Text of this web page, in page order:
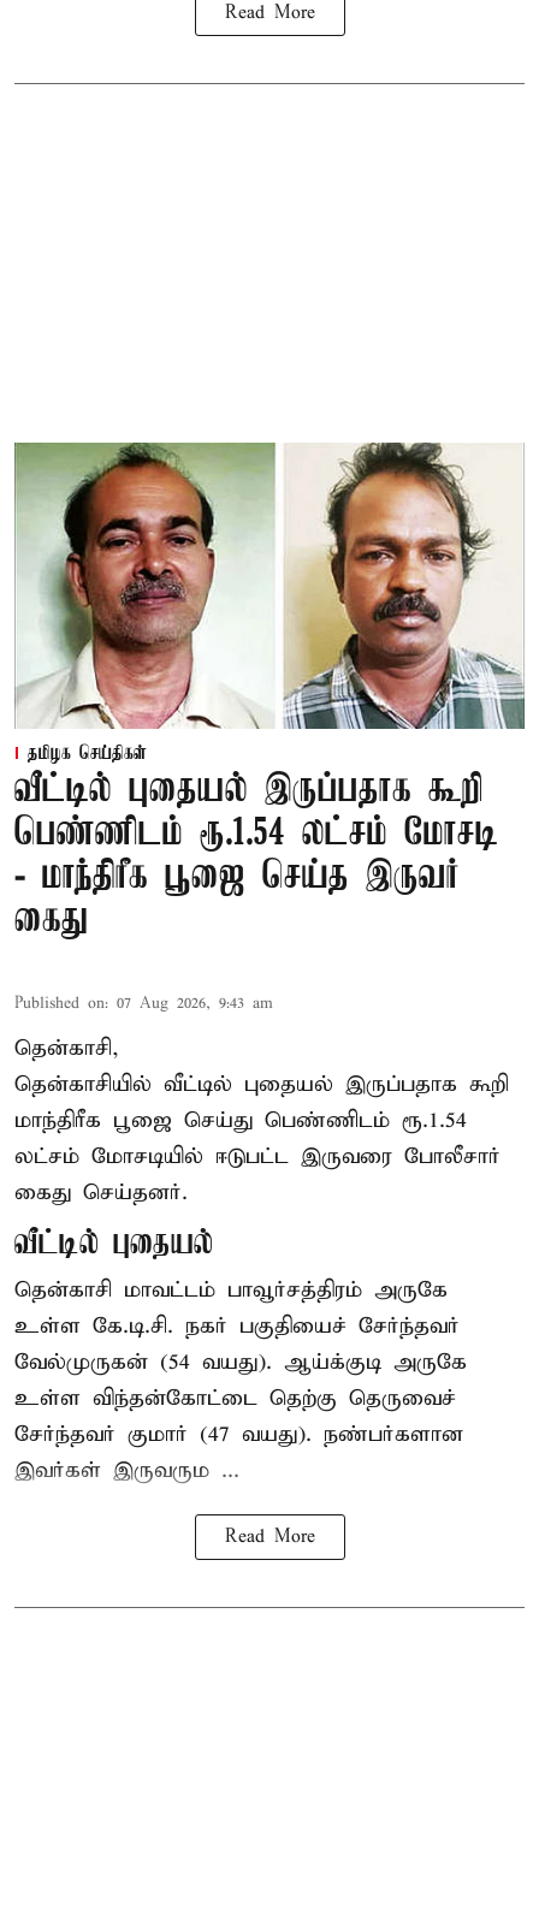
Read More
தமிழக செய்திகள்
வீட்டில் புதையல் இருப்பதாக கூறி
பெண்ணிடம் ரூ.1.54 லட்சம் மோசடி
- மாந்திரீக பூஜை செய்த இருவர்
கைது
Published on: 07 Aug 2026, 9:43 am
தென்காசி,
தென்காசியில் வீட்டில் புதையல் இருப்பதாக கூறி
மாந்திரீக பூஜை செய்து பெண்ணிடம் ரூ.1.54
லட்சம் மோசடியில் ஈடுபட்ட இருவரை போலீசார்
கைது செய்தனர்.
வீட்டில் புதையல்
தென்காசி மாவட்டம் பாவூர்சத்திரம் அருகே
உள்ள கே.டி.சி. நகர் பகுதியைச் சேர்ந்தவர்
வேல்முருகன் (54 வயது). ஆய்க்குடி அருகே
உள்ள விந்தன்கோட்டை தெற்கு தெருவைச்
சேர்ந்தவர் குமார் (47 வயது). நண்பர்களான
இவர்கள் இருவரும ...
Read More